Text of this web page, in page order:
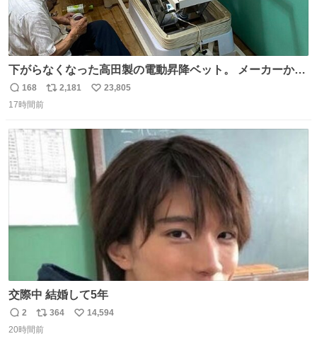
下がらなくなった高田製の電動昇降ベット。 メーカーから
は、完全に見放されたんですが、 見事に85歳の父が治しま
した。 うちの父は、トヨタカローラのボディをオート生産
の配線をハンダで修理している横で、
返
信
168
リ
ト
2,181
い
23,805
17時間前
交際中 結婚して5年
返
信
2
リ
ポ
364
い
14,594
20時間前